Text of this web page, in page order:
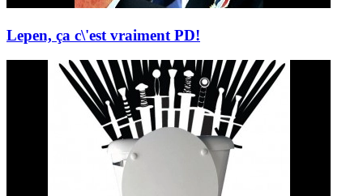
Lepen, ça c\'est vraiment PD!